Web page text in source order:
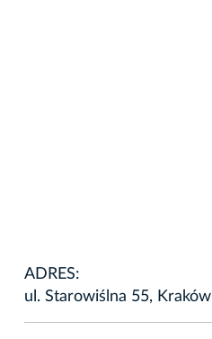
ADRES:
ul. Starowiślna 55, Kraków